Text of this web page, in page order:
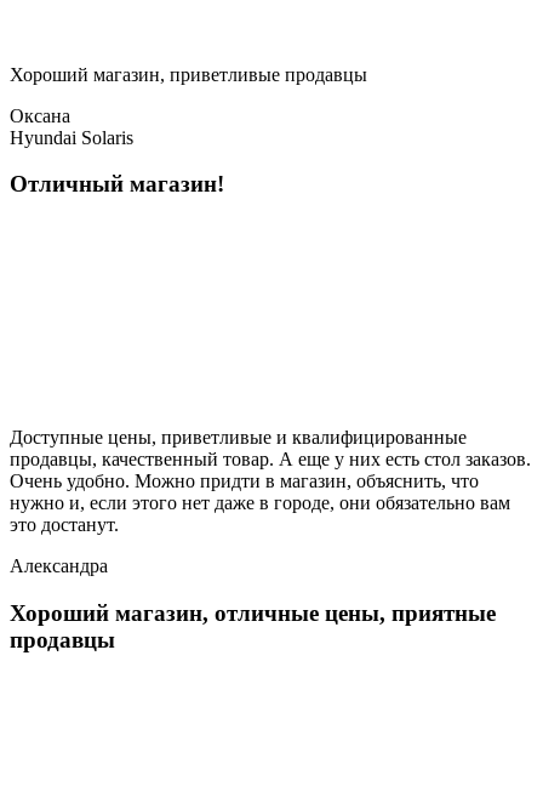
Хороший магазин, приветливые продавцы
Оксана
Hyundai Solaris
Отличный магазин!
Доступные цены, приветливые и квалифицированные
продавцы, качественный товар. А еще у них есть стол заказов.
Очень удобно. Можно придти в магазин, объяснить, что
нужно и, если этого нет даже в городе, они обязательно вам
это достанут.
Александра
Хороший магазин, отличные цены, приятные
продавцы